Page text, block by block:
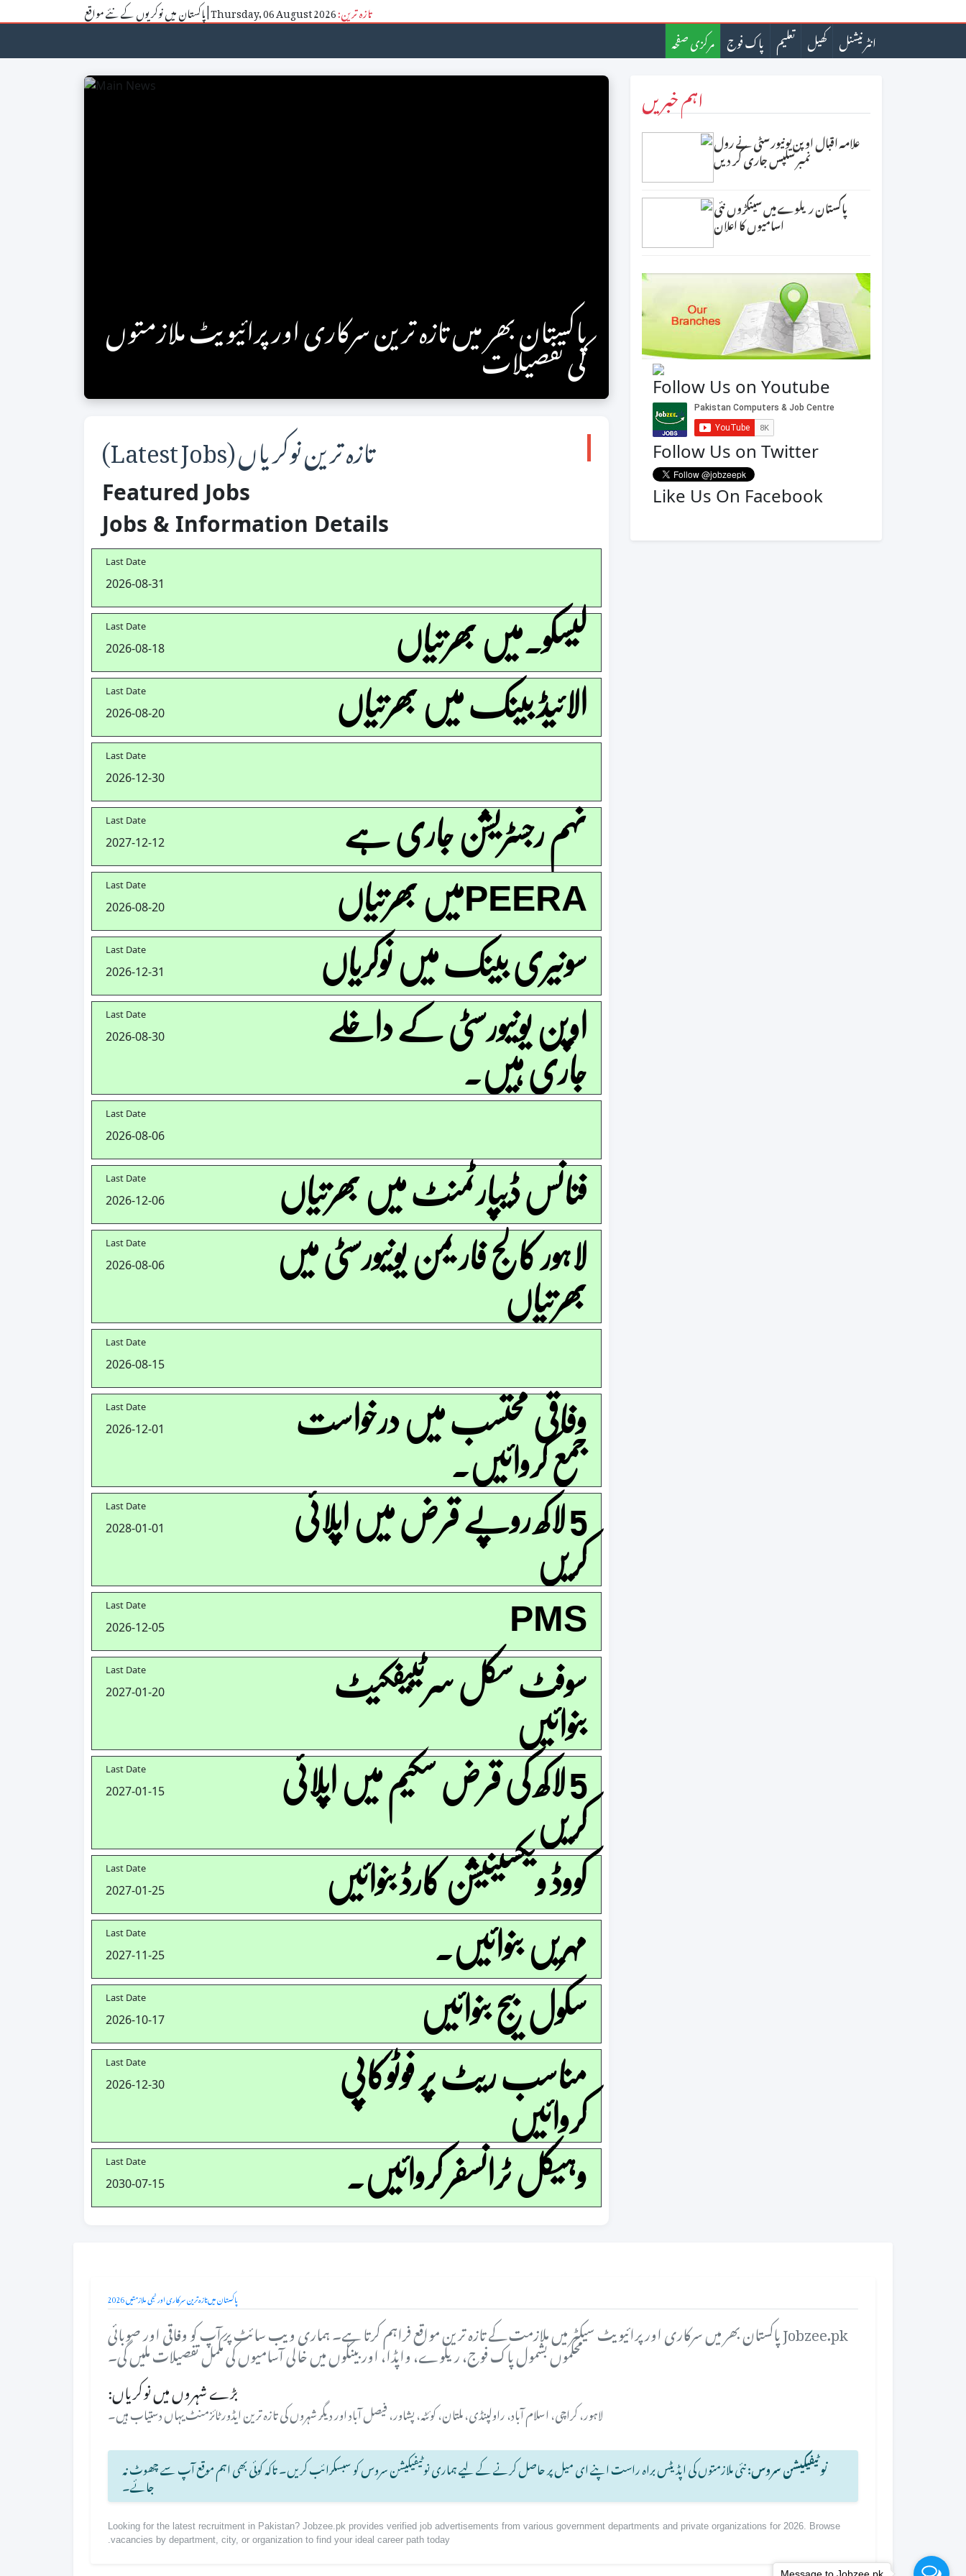
تازہ ترین:
مرکزی صفحہ پاک فوج تعلیم کھیل انٹرنیشنل
پاکستان بھر میں تازہ ترین سرکاری اور پرائیویٹ ملازمتوں
کی تفصیلات
تازہ ترین نوکریاں (Latest Jobs)
Featured Jobs
Jobs & Information Details
Last Date
2026-08-31
Last Date
2026-08-18 لیسکو۔میں بھرتیاں
Last Date
2026-08-20 الائیڈ بینک میں بھرتیاں
Last Date
2026-12-30
Last Date
2027-12-12 نہم رجسٹریشن جاری ہے
Last Date
2026-08-20 PEERAمیں بھرتیاں
Last Date
2026-12-31 سونیری بینک میں نوکریاں
Last Date
2026-08-30 اوپن یونیورسٹی کے داخلے
جاری ہیں۔
Last Date
2026-08-06
Last Date
2026-12-06 فنانس ڈیپارٹمنٹ میں بھرتیاں
Last Date
2026-08-06 لاہور کالج فار یمن یونیورسٹی میں
بھرتیاں
Last Date
2026-08-15
Last Date
2026-12-01 وفاقی محتسب میں درخواست
جمع کروائیں۔
Last Date
2028-01-01 5 لاکھ روپے قرض میں اپلائی
کریں
Last Date
2026-12-05 PMS
Last Date
2027-01-20 سوفٹ سکل سرٹییفکیٹ
بنوائیں
Last Date
2027-01-15 5 لاکھ کی قرض سکیم میں اپلائی
کریں
Last Date
2027-01-25 کووڈ ویکسینیشن کارڈ بنوائیں
Last Date
2027-11-25 مہریں بنوائیں۔
Last Date
2026-10-17 سکول بیج بنوائیں
Last Date
2026-12-30 مناسب ریٹ پر فوٹوکاپی
کروائیں
Last Date
2030-07-15 وہیکل ٹرانسفر کروائیں۔
اہم خبریں
علامہ اقبال اوپن یونیورسٹی نے رول
نمبر سلپس جاری کر دیں
پاکستان ریلوے میں سینکڑوں نئی
اسامیوں کا اعلان
Follow Us on Youtube
Follow Us on Twitter
Like Us On Facebook
پاکستان میں تازہ ترین سرکاری اور نجی ملازمتیں 2026
Jobzee.pkپاکستان بھر میں سرکاری اور پرائیویٹ سیکٹر میں ملازمت کے تازہ ترین مواقع فراہم کرتا ہے۔ ہماری ویب سائٹ پر آپ کو وفاقی اور صوبائی
محکموں بشمول پاک فوج، ریلوے، واپڈا، اور بینکوں میں خالی آسامیوں کی مکمل تفصیلات ملیں گی۔
بڑے شہروں میں نوکریاں:
لاہور، کراچی، اسلام آباد، راولپنڈی، ملتان، کوئٹہ، پشاور، فیصل آباد اور دیگر شہروں کی تازہ ترین ایڈورٹائزمنٹ یہاں دستیاب ہیں۔
نوٹیفیکیشن سروس:نئی ملازمتوں کی اپڈیٹس براہ راست اپنے ای میل پر حاصل کرنے کے لیے ہماری نوٹیفیکیشن سروس کو سبسکرائب کریں۔ تاکہ کوئی بھی اہم موقع آپ سے چھوٹ نہ
جائے۔
Looking for the latest recruitment in Pakistan? Jobzee.pk provides verified job advertisements from various government departments and private organizations for 2026. Browse
vacancies by department, city, or organization to find your ideal career path today.